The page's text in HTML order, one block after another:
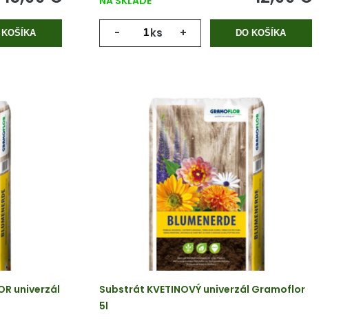
KOŠÍKA - ks + DO KOŠÍKA
univerzál
Substrát KVETINOVÝ univerzál Gramoflor
5l